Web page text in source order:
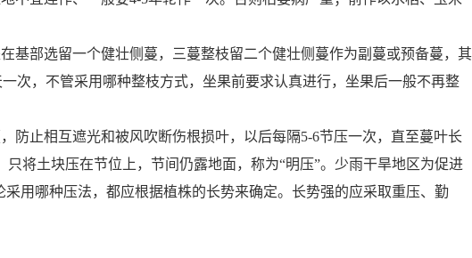
基部选留一个健壮侧蔓，三蔓整枝留二个健壮侧蔓作为副蔓或预备蔓，其
次，不管采用哪种整枝方式，坐果前要求认真进行，坐果后一般不再整
止相互遮光和被风吹断伤根损叶，以后每隔5-6节压一次，直至蔓叶长
将土块压在节位上，节间仍露地面，称为“明压”。少雨干旱地区为促进
用哪种压法，都应根据植株的长势来确定。长势强的应采取重压、勤